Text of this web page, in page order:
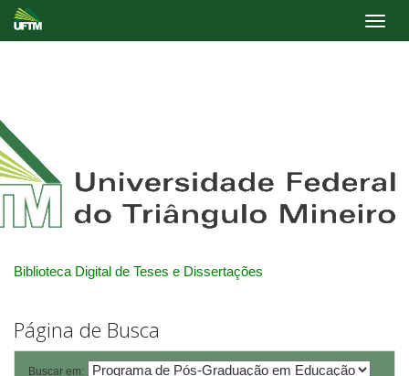
Biblioteca Digital de Teses e Dissertações
Página de Busca
Buscar em: